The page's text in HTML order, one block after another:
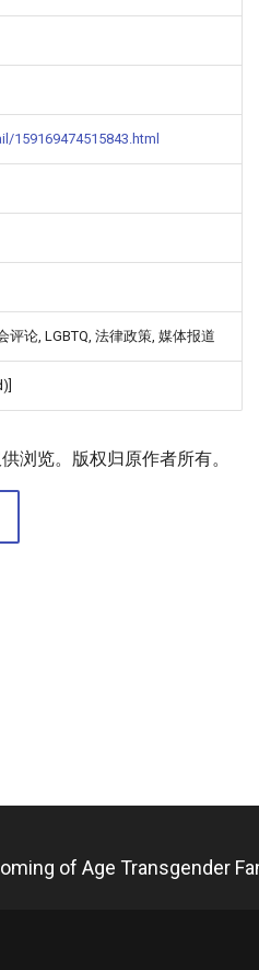
159169474515843.html
评论, LGBTQ, 法律政策, 媒体报道
浏览。版权归原作者所有。